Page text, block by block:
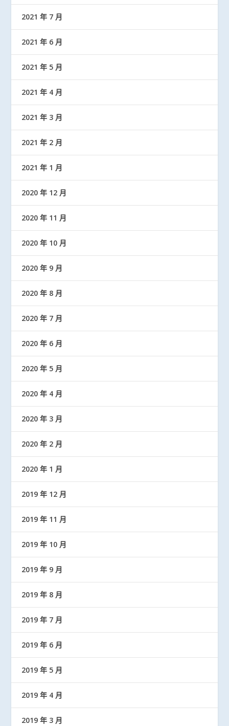
2021 年 7 月
2021 年 6 月
2021 年 5 月
2021 年 4 月
2021 年 3 月
2021 年 2 月
2021 年 1 月
2020 年 12 月
2020 年 11 月
2020 年 10 月
2020 年 9 月
2020 年 8 月
2020 年 7 月
2020 年 6 月
2020 年 5 月
2020 年 4 月
2020 年 3 月
2020 年 2 月
2020 年 1 月
2019 年 12 月
2019 年 11 月
2019 年 10 月
2019 年 9 月
2019 年 8 月
2019 年 7 月
2019 年 6 月
2019 年 5 月
2019 年 4 月
2019 年 3 月